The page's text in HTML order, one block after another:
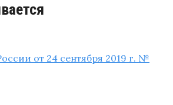
от 24 сентября 2019 г. №